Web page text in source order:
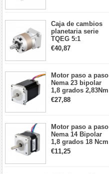
Robot CNC DIY
Caja de cambios
planetaria serie
TQEG 5:1
contragolpe 15
arcmin para motor
€40,87
Motor paso a paso
Nema 23 bipolar
1,8 grados 2,83Nm
4A 2,26 V
57x57x84mm 8
€27,88
Motor paso a paso
Nema 14 Bipolar
1,8 grados 18 Ncm
0,8 A 5,74 V 35 x
35 x 34 mm 4
€11,25